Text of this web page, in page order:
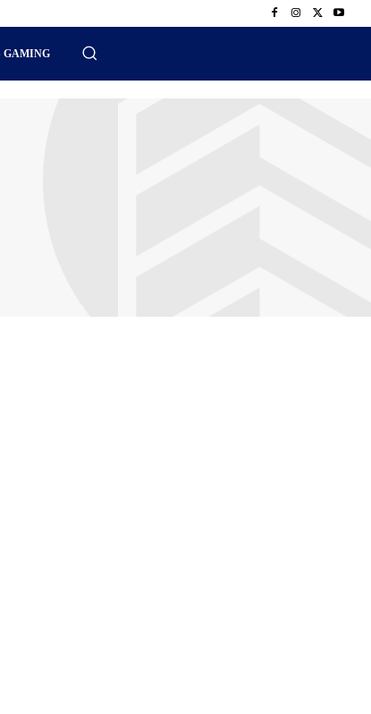
GAMING